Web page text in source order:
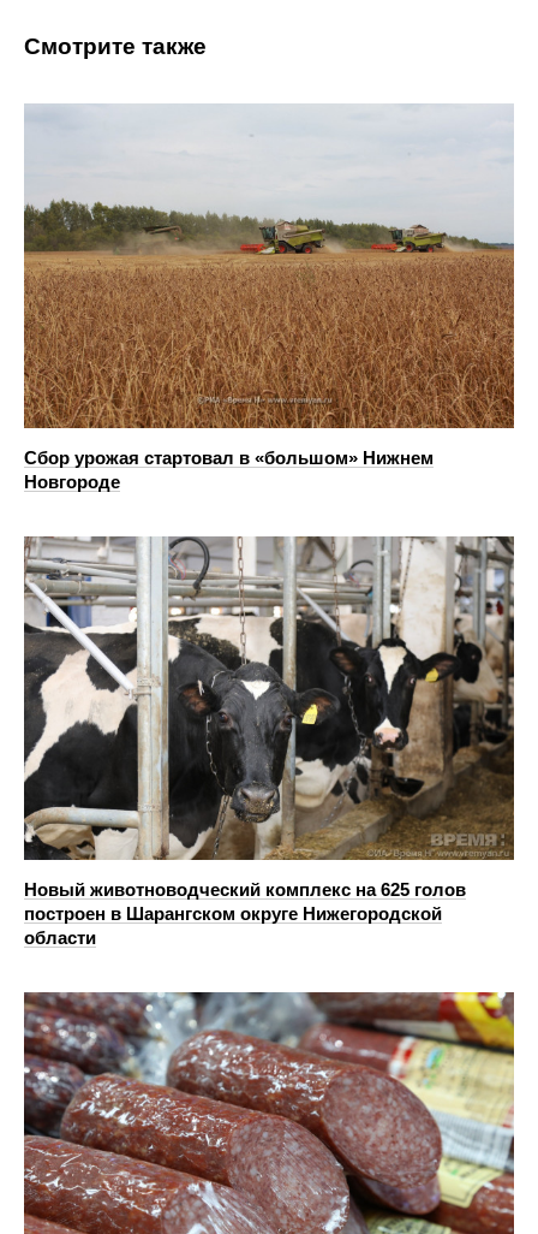
Смотрите также
Сбор урожая стартовал в «большом» Нижнем
Новгороде
Новый животноводческий комплекс на 625 голов
построен в Шарангском округе Нижегородской
области